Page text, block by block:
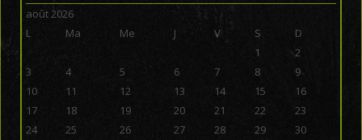
août 2026
L
Ma Me J V S D
1
2
3
4 5 6 7 8
9
10
11 12 13 14 15
16
17
18 19 20 21 22
23
24
25 26 27 28 29
30